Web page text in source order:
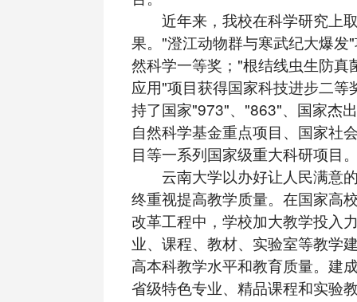
近年来，我校在科学研究上
果。"澄江动物群与寒武纪大爆发
然科学一等奖；"根结线虫生防真
应用"项目获得国家科技进步二等
持了国家"973"、"863"、国家杰
自然科学基金重点项目、国家社
目等一系列国家级重大科研项目
云南大学以办好让人民满意
终重视提高教学质量。在国家高
改革工程中，学校加大教学投入
业、课程、教材、实验室等教学
高本科教学水平和教育质量。建
省级特色专业、精品课程和实验